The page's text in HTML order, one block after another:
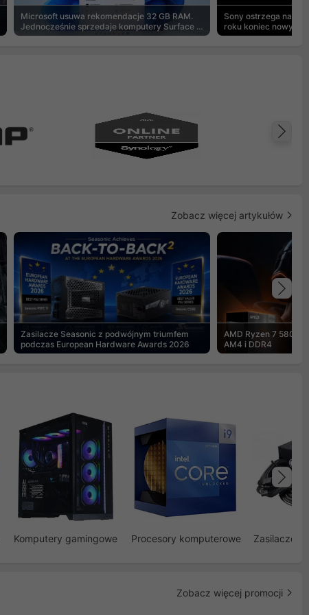
Microsoft usuwa rekomendacje 32 GB RAM.
Jednocześnie sprzedaje komputery Surface z
8 GB
Sony ostrzega na
roku koniec nowych
Zobacz więcej artykułów
Zasilacze Seasonic z podwójnym triumfem
podczas European Hardware Awards 2026
AMD Ryzen 7
AM4 i DDR4
Komputery gamingowe Procesory komputerowe Zasilacze
Zobacz więcej promocji